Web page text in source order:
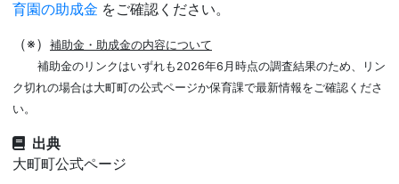
育園の助成金 をご確認ください。
（※）
補助金・助成金の内容について
補助金のリンクはいずれも2026年6月時点の調査結果のため、リン
ク切れの場合は大町町の公式ページか保育課で最新情報をご確認くださ
い。
出典
大町町公式ページ